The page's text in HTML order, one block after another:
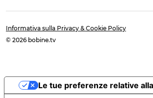
Informativa sulla Privacy & Cookie Policy
© 2026 bobine.tv
Le tue preferenze relative